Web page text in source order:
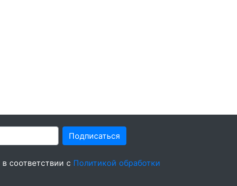
Подписаться
в соответствии с Политикой обработки